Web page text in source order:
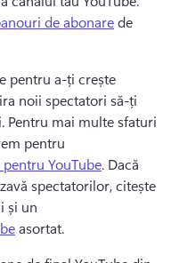
de abonare de
pentru a-ți crește
noii spectatori să-ți
Pentru mai multe sfaturi
pentru
YouTube. Dacă
spectatorilor, citește
și un
asortat.